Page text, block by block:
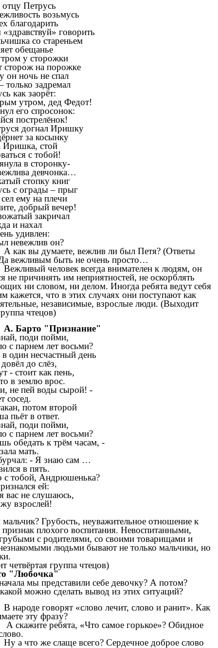
Петрусь
возьмусь
благодарить
говорить
со стареньем
обещанье
у сторожки
сторож на порожке
он ночь не спал
только задремал
как заорёт:
утром, дед Федот!
его спросонок:
пострелёнок!
догнал Иришку
за косынку
Иришка, стой
с тобой!
в сторонку-
девчонка…
стопку книг
с ограды – прыг
ему на плечи
добрый вечер!
закричал
и нахал
удивлен:
невежлив он?
А как вы думаете, вежлив ли был Петя? (Ответы
вежливым быть не очень просто…
Вежливый человек всегда внимателен к людям, он
не причинять им неприятностей, не оскорблять
ни словом, ни делом. Иногда ребята ведут себя
кажется, что в этих случаях они поступают как
независимые, взрослые люди. (Выходит
чтецов)
А. Барто "Признание"
поди пойми,
с парнем лет восьми?
один несчастный день
до слёз,
- стоит как пень,
в землю врос.
не пей воды сырой! -
сосед.
потом второй
пьёт в ответ.
поди пойми,
с парнем лет восьми?
обедать к трём часам, -
мать.
- Я знаю сам …
в пять.
с тобой, Андрюшенька?
ей:
вас не слушаюсь,
взрослей!
Грубость, неуважительное отношение к
плохого воспитания. Невоспитанными,
с родителями, со своими товарищами и
людьми бывают не только мальчики, но
четвёртая группа чтецов)
"Любочка"
мы представили себе девочку? А потом?
можно сделать вывод из этих ситуаций?
В народе говорят «слово лечит, слово и ранит». Как
эту фразу?
А скажите ребята, «Что самое горькое»? Обидное
Ну а что же слаще всего? Сердечное доброе слово